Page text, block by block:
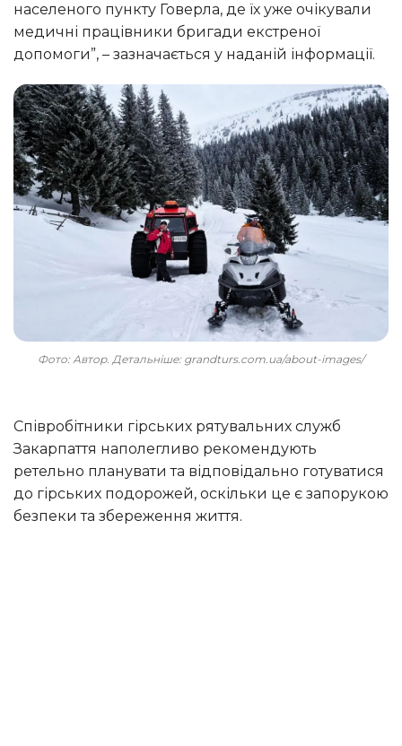
населеного пункту Говерла, де їх уже очікували
медичні працівники бригади екстреної
допомоги”, – зазначається у наданій інформації.
Фото: Автор. Детальніше: grandturs.com.ua/about-images/
Співробітники гірських рятувальних служб
Закарпаття наполегливо рекомендують
ретельно планувати та відповідально готуватися
до гірських подорожей, оскільки це є запорукою
безпеки та збереження життя.